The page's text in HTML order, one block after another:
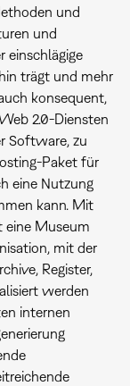
und
und
einschlägige
trägt und mehr
konsequent,
2.0-Diensten
Software, zu
Paket für
eine Nutzung
kann. Mit
eine Museum
mit der
Register,
werden
internen